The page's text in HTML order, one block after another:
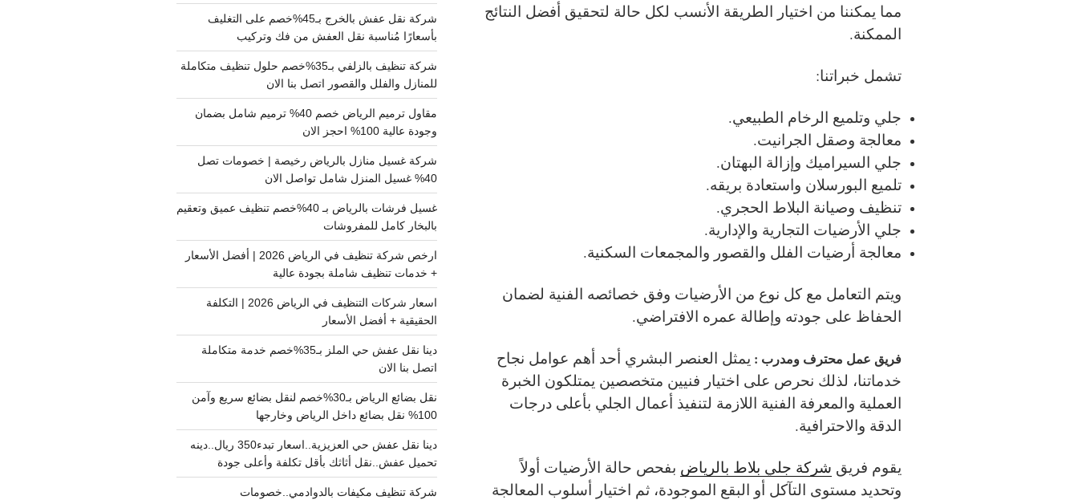
مما يمكننا من اختيار الطريقة الأنسب لكل حالة لتحقيق أفضل النتائج
الممكنة.
تشمل خبراتنا:
جلي وتلميع الرخام الطبيعي.
معالجة وصقل الجرانيت.
جلي السيراميك وإزالة البهتان.
تلميع البورسلان واستعادة بريقه.
تنظيف وصيانة البلاط الحجري.
جلي الأرضيات التجارية والإدارية.
معالجة أرضيات الفلل والقصور والمجمعات السكنية.
ويتم التعامل مع كل نوع من الأرضيات وفق خصائصه الفنية لضمان
الحفاظ على جودته وإطالة عمره الافتراضي.
فريق عمل محترف ومدرب : يمثل العنصر البشري أحد أهم عوامل نجاح
خدماتنا، لذلك نحرص على اختيار فنيين متخصصين يمتلكون الخبرة
العملية والمعرفة الفنية اللازمة لتنفيذ أعمال الجلي بأعلى درجات
الدقة والاحترافية.
يقوم فريق شركة جلي بلاط بالرياض بفحص حالة الأرضيات أولاً
وتحديد مستوى التآكل أو البقع الموجودة، ثم اختيار أسلوب المعالجة
شركة نقل عفش بالخرج بـ45%خصم على التغليف
بأسعارًا مُناسبة نقل العفش من فك وتركيب
شركة تنظيف بالزلفي بـ35%خصم حلول تنظيف متكاملة
للمنازل والفلل والقصور اتصل بنا الان
مقاول ترميم الرياض خصم 40% ترميم شامل بضمان
وجودة عالية 100% احجز الان
شركة غسيل منازل بالرياض رخيصة | خصومات تصل
40% غسيل المنزل شامل تواصل الان
غسيل فرشات بالرياض بـ 40%خصم تنظيف عميق وتعقيم
بالبخار كامل للمفروشات
ارخص شركة تنظيف في الرياض 2026 | أفضل الأسعار
+ خدمات تنظيف شاملة بجودة عالية
اسعار شركات التنظيف في الرياض 2026 | التكلفة
الحقيقية + أفضل الأسعار
دينا نقل عفش حي الملز بـ35%خصم خدمة متكاملة
اتصل بنا الان
نقل بضائع الرياض بـ30%خصم لنقل بضائع سريع وآمن
100% نقل بضائع داخل الرياض وخارجها
دينا نقل عفش حي العزيزية..اسعار تبدء350 ريال..دينه
تحميل عفش..نقل أثاثك بأقل تكلفة وأعلى جودة
شركة تنظيف مكيفات بالدوادمي..خصومات